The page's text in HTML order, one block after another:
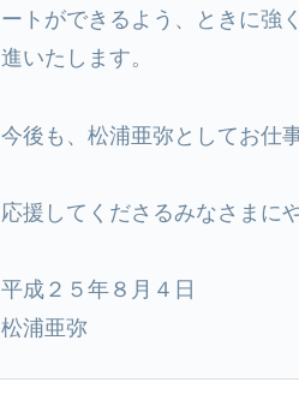
ートができるよう、ときに強
進いたします。
今後も、松浦亜弥としてお仕
応援してくださるみなさまに
平成２５年８月４日
松浦亜弥